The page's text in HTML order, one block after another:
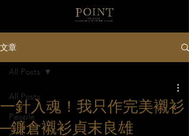
文章
All Posts
People
All Posts
一針入魂！我只作完美襯衫
─鐮倉襯衫貞末良雄